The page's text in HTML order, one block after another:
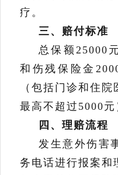
疗。
三、 赔付标准
总保额 25000
和伤残保险金
（包括门诊和住
最高不超过 5000元
四、理赔流程
发生意外伤害
务电话进行报案和